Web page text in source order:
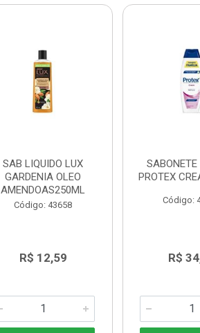
SAB LIQUIDO LUX
GARDENIA OLEO
AMENDOAS250ML
Código: 43658
R$ 12,59
SABONETE
PROTEX
Código:
R$